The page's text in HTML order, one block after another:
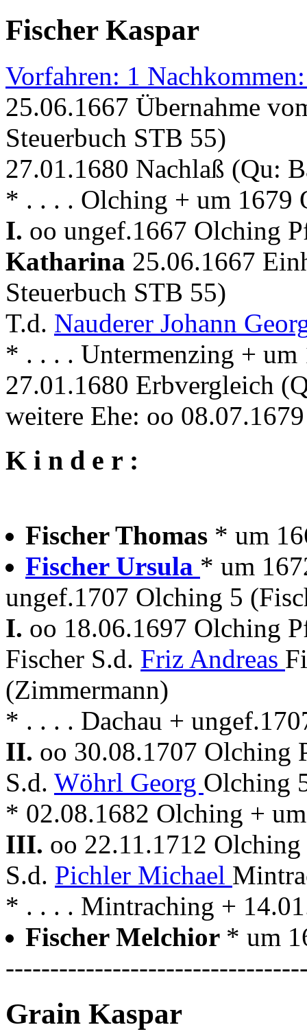
Fischer Kaspar
Vorfahren: 1
25.06.1667 Übernahme
Steuerbuch STB 55)
27.01.1680 Nachlaß (Qu:
* . . . . Olching + um 1679
I. oo ungef.1667 Olching
Katharina 25.06.1667
Steuerbuch STB 55)
T.d. Nauderer Johann
* . . . . Untermenzing +
27.01.1680 Erbvergleich
weitere Ehe: oo
K i n d e r :
Fischer Thomas * um
Fischer Ursula * um
ungef.1707 Olching 5
I. oo 18.06.1697 Olching
Fischer S.d. Friz Andreas
(Zimmermann)
* . . . . Dachau +
II. oo 30.08.1707 Olching
S.d. Wöhrl Georg Olching
* 02.08.1682 Olching +
III. oo 22.11.1712
S.d. Pichler Michael
* . . . . Mintraching +
Fischer Melchior * um
Grain Kaspar